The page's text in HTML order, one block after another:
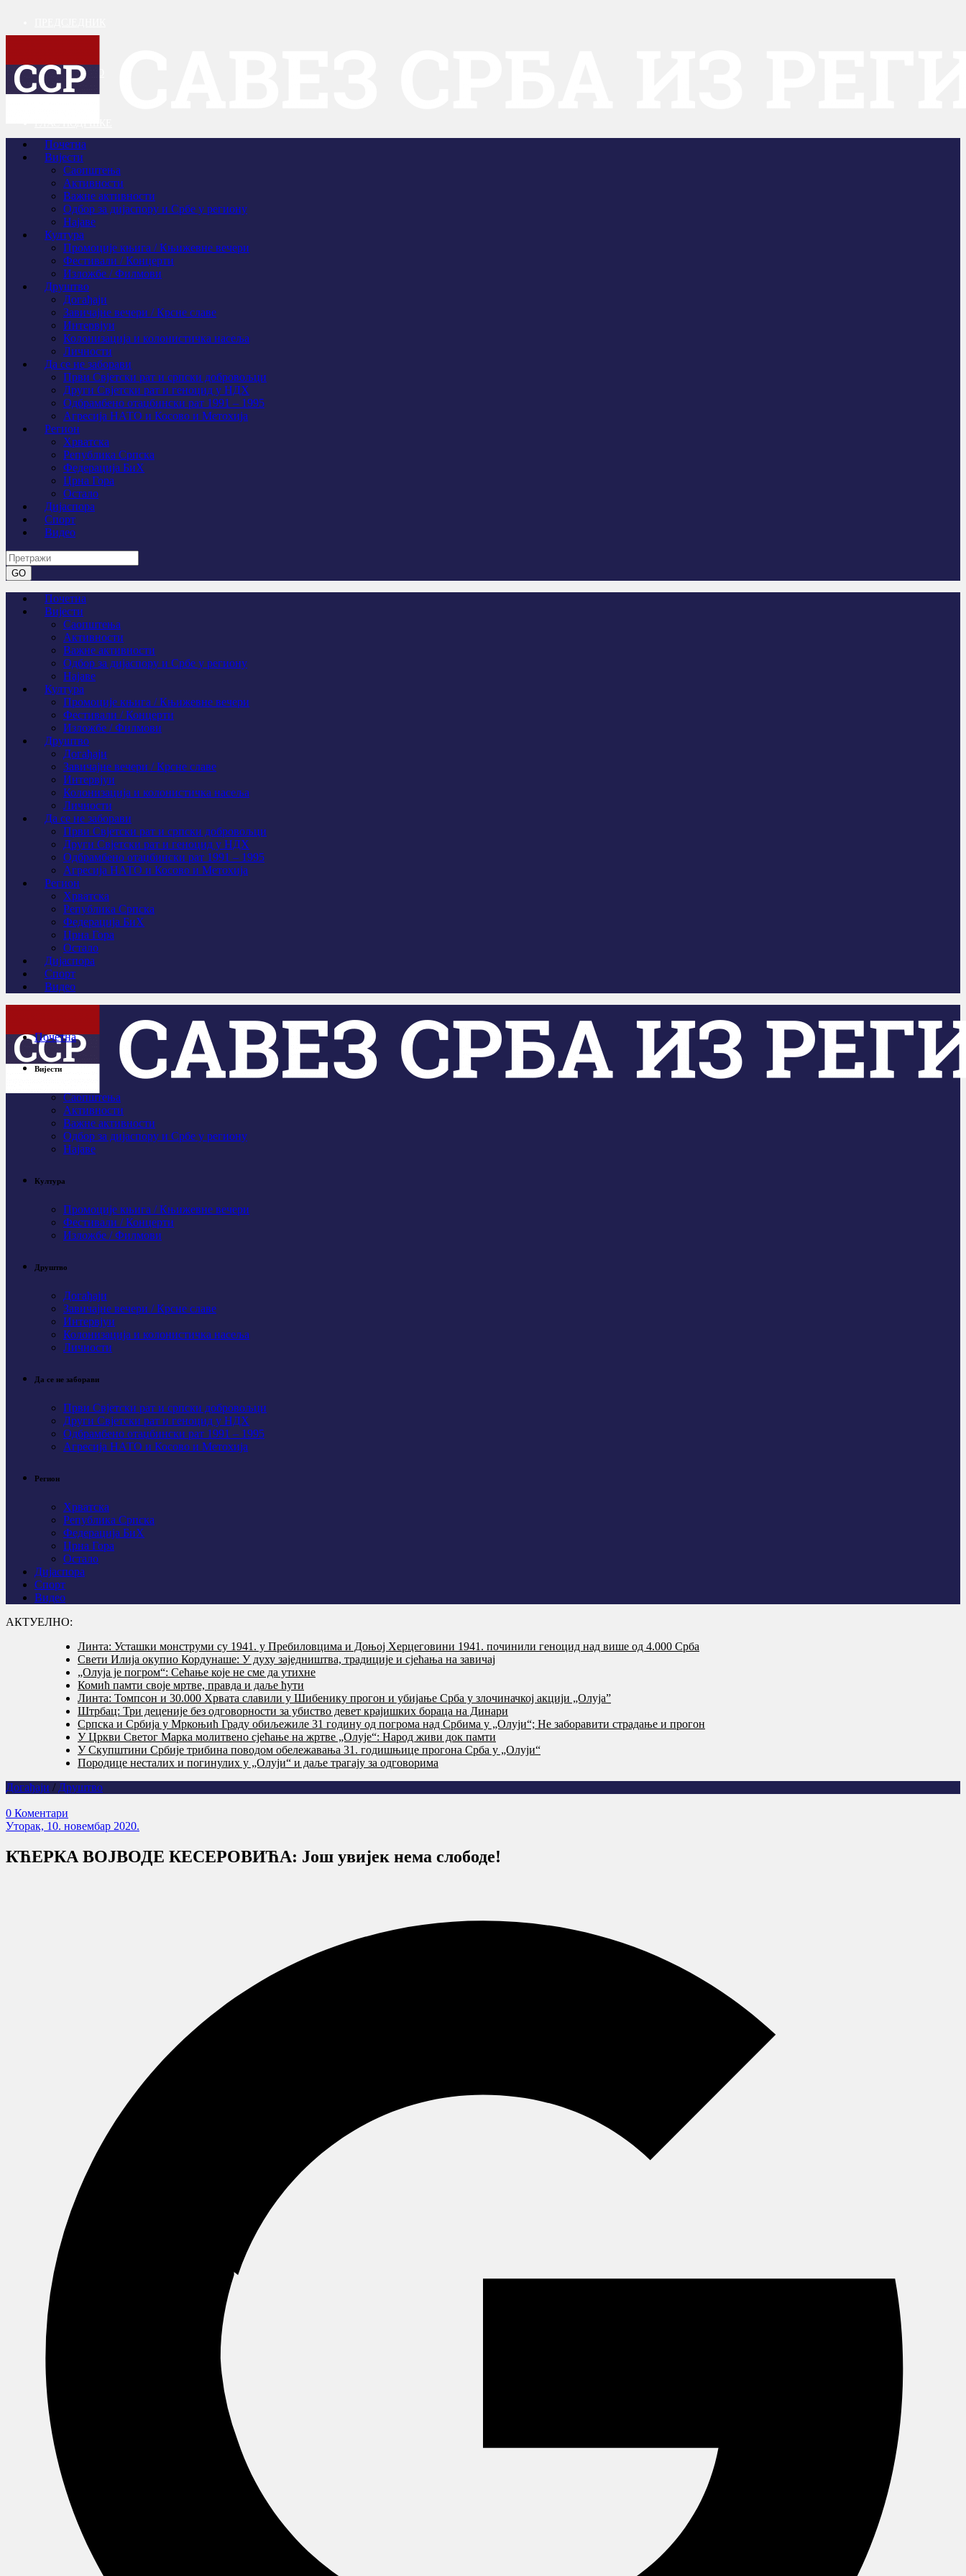
СРПСКО КОЛО
Почетна
Вијести
Саопштења
Активности
Важне активности
Одбор за дијаспору и Србе у региону
Најаве
Култура
Промоције књига / Књижевне вечери
Фестивали / Концерти
Изложбе / Филмови
Друштво
Догађаји
Завичајне вечери / Крсне славе
Интервјуи
Колонизација и колонистичка насеља
Личности
Да се не заборави
Први Свјeтски рат и српски добровољци
Други Свјетски рат и геноцид у НДХ
Одбрамбено отаџбински рат 1991 – 1995
Агресија НАТО и Косово и Метохија
Регион
Хрватска
Република Српска
Федерација БиХ
Црна Гора
Остало
Дијаспора
Спорт
Видео
Почетна
Вијести
Саопштења
Активности
Важне активности
Одбор за дијаспору и Србе у региону
Најаве
Култура
Промоције књига / Књижевне вечери
Фестивали / Концерти
Изложбе / Филмови
Друштво
Догађаји
Завичајне вечери / Крсне славе
Интервјуи
Колонизација и колонистичка насеља
Личности
Да се не заборави
Први Свјeтски рат и српски добровољци
Други Свјетски рат и геноцид у НДХ
Одбрамбено отаџбински рат 1991 – 1995
Агресија НАТО и Косово и Метохија
Регион
Хрватска
Република Српска
Федерација БиХ
Црна Гора
Остало
Дијаспора
Спорт
Видео
Почетна
Вијести
Саопштења
Активности
Важне активности
Одбор за дијаспору и Србе у региону
Најаве
Култура
Промоције књига / Књижевне вечери
Фестивали / Концерти
Изложбе / Филмови
Друштво
Догађаји
Завичајне вечери / Крсне славе
Интервјуи
Колонизација и колонистичка насеља
Личности
Да се не заборави
Први Свјeтски рат и српски добровољци
Други Свјетски рат и геноцид у НДХ
Одбрамбено отаџбински рат 1991 – 1995
Агресија НАТО и Косово и Метохија
Регион
Хрватска
Република Српска
Федерација БиХ
Црна Гора
Остало
Дијаспора
Спорт
Видео
АКТУЕЛНО:
Линта: Усташки монструми су 1941. у Пребиловцима и Доњој Херцеговини 1941. починили геноцид над више од 4.000 Срба
Свети Илија окупио Кордунаше: У духу заједништва, традиције и сјећања на завичај
„Олуја је погром“: Сећање које не сме да утихне
Комић памти своје мртве, правда и даље ћути
Линта: Томпсон и 30.000 Хрвата славили у Шибенику прогон и убијање Срба у злочиначкој акцији „Олуја”
Штрбац: Три деценије без одговорности за убиство девет крајишких бораца на Динари
Српска и Србија у Мркоњић Граду обиљежиле 31 годину од погрома над Србима у „Олуји“; Не заборавити страдање и прогон
У Цркви Светог Марка молитвено сјећање на жртве „Олује“: Народ живи док памти
У Скупштини Србије трибина поводом обележавања 31. годишњице прогона Срба у „Олуји“
Породице несталих и погинулих у „Олуји“ и даље трагају за одговорима
Догађаји / Друштво
0 Коментари
Уторак, 10. новембар 2020.
КЋЕРКА ВОЈВОДЕ КЕСЕРОВИЋА: Још увијек нема слободе!